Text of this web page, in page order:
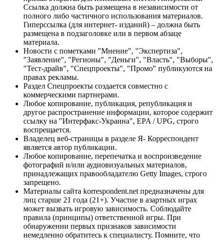
Ссылка должна быть размещена в независимости от
полного либо частичного использования материалов.
Гиперссылка (для интернет- изданий) – должна быть
размещена в подзаголовке или в первом абзаце
материала.
Новости с пометками "Мнение", "Экспертиза",
"Заявление", "Регионы", "Деньги", "Власть", "Выборы",
"Тест-драйв", "Спецпроекты", "Промо" публикуются на
правах рекламы.
Раздел Спецпроекты создается совместно с
коммерческими партнерами.
Любое копирование, публикация, републикация и
другое распространение информации, которое содержит
ссылку на "Интерфакс-Украина", EPA / UPG, строго
воспрещается.
Владелец веб-страницы в разделе Я- Корреспондент
является автор публикации.
Любое копирование, перепечатка и воспроизведение
фотографий и/или аудиовизуальных материалов,
принадлежащих правообладателю Getty Images, строго
запрещено.
Материалы сайта korrespondent.net предназначены для
лиц старше 21 года (21+). Участие в азартных играх
может вызвать игровую зависимость. Соблюдайте
правила (принципы) ответственной игры. При
обнаружении первых признаков зависимости
немедленно обратитесь к специалисту. Помните, что